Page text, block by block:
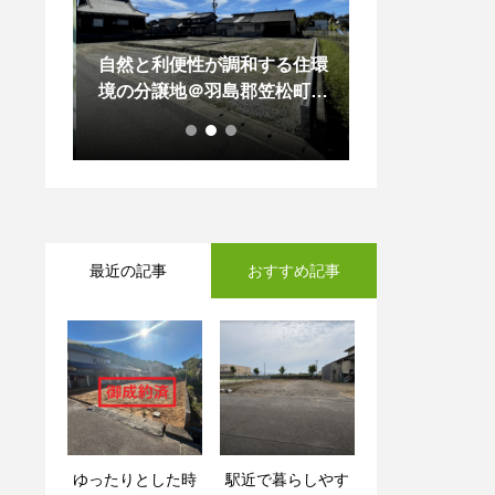
自然と利便性が調和する住環
境の分譲地＠羽島郡笠松町無
最近の記事 おすすめ記事
ゆったりとした時
駅近で暮らしやす
家族に優しい住環
吹抜のある明るい